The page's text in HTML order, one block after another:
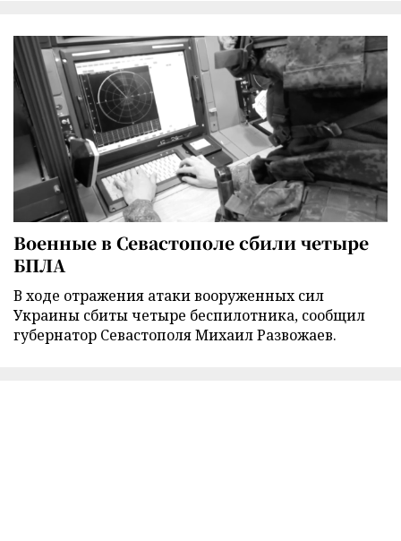
Военные в Севастополе сбили четыре
БПЛА
В ходе отражения атаки вооруженных сил
Украины сбиты четыре беспилотника, сообщил
губернатор Севастополя Михаил Развожаев.